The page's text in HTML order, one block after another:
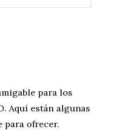
para los
Aquí están algunas
para ofrecer.